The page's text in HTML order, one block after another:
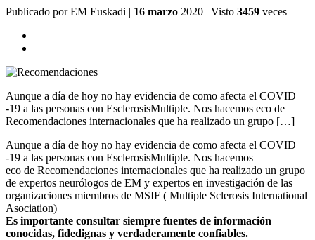
Publicado porEM Euskadi | 16 marzo 2020 | Visto 3459 veces
Aunque a día de hoy no hay evidencia de como afecta el COVID
-19 a las personas con EsclerosisMultiple. Nos hacemos eco de
Recomendaciones internacionales que ha realizado un grupo […]
Aunque a día de hoy no hay evidencia de como afecta el COVID
-19 a las personas con EsclerosisMultiple. Nos hacemos
eco de Recomendaciones internacionales que ha realizado un grupo
de expertos neurólogos de EM y expertos en investigación de las
organizaciones miembros de MSIF ( Multiple Sclerosis International
Asociation)
Es importante consultar siempre fuentes de información
conocidas, fidedignas y verdaderamente confiables.